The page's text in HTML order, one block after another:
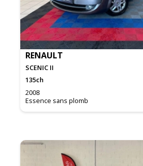
RENAULT
SCENIC II
135ch
2008
Essence sans plomb